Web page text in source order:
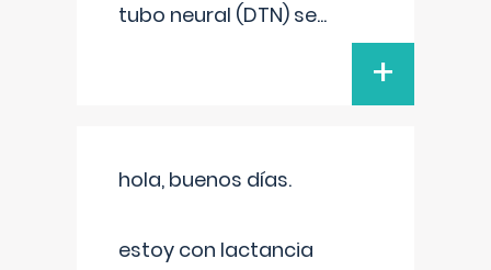
tubo neural (DTN) se...
+
hola, buenos días.
estoy con lactancia